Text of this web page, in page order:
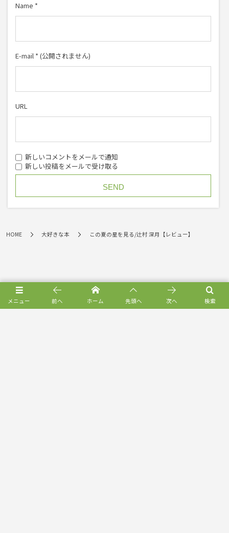
Name *
E-mail * (公開されません)
URL
新しいコメントをメールで通知
新しい投稿をメールで受け取る
HOME 大好きな本 この夏の星を見る/辻村 深月【レビュー】
メニュー 検索
前へ ホーム 先頭へ 次へ